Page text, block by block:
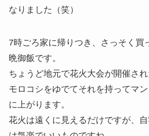
なりました（笑）
7時ごろ家に帰りつき、さっそく買
晩御飯です。
ちょうど地元で花火大会が開催さ
モロコシをゆでてそれを持ってマ
に上がります。
花火は遠くに見えるだけですが、